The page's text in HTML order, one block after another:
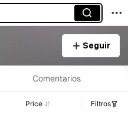
Seguir
Comentarios
Price Filtros